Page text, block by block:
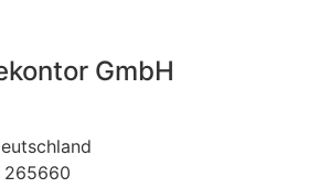
GmbH
265660